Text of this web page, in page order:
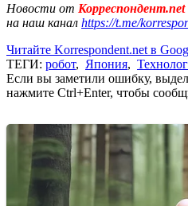
Новости от Корреспондент.net
на наш канал https://t.me/
Читайте Korrespondent.net в
ТЕГИ: робот, Япония,
Если вы заметили ошибку,
нажмите Ctrl+Enter, чтобы